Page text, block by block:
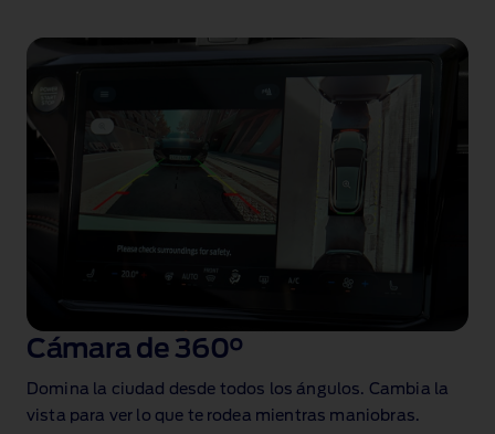
Cámara de 360°
Domina la ciudad desde todos los ángulos. Cambia la
vista para ver lo que te rodea mientras maniobras.